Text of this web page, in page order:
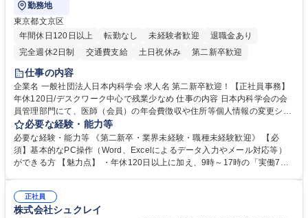
勤務地
東京都文京区
年間休日120日以上
転勤なし 未経験者歓迎
退職金あり
完全週休2日制
交通費支給 土日祝休み 第二新卒歓迎
仕事の内容
企業名 一般社団法人日本内科学会 求人名 第二新卒歓迎！【正社員事務】
年休120日/デスクワーク中心で残業少なめ 仕事の内容 日本内科学会の会
員管理部門にて、医師（会員）の年会費徴収や住所等個人情報の変更シス
テム入力、電話・FAX対応をお任せします。将来的には、各種委員会の運
営事務局業務などにも幅広く携わっていただきます。 【会員管理・データ
入力業務】 ・医師（会員）の住所変更、個人情報のシステム登録・更新
・年会費の徴収管理や入金データの照合確認 【問い合わせ対応】 ・会員
年休120日/デスクワーク中心で残業少なめ
必要な経験・能力等
必要な経験・能力等 《第二新卒・業界未経験・職種未経験歓迎》 【必
須】基本的なPC操作（Word、Excelによるデータ入力やメール対応等）
ができる方 【魅力点】 ・年休120日以上に加え、9時～17時の「実働7時
整、資料作成、当日の運営サポート 学歴・資格 学歴：大学院 大学 語学
力： 資格：
正社員
株式会社シュクレイ